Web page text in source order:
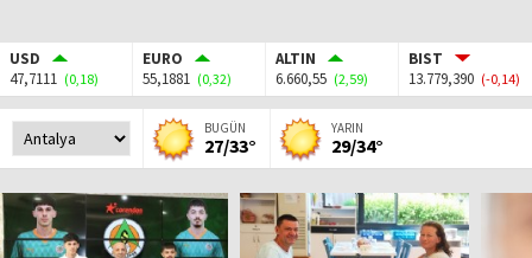
USD
47,7111 (0,18)
EURO
55,1881 (0,32)
ALTIN
6.660,55 (2,59)
BIST
13.779,390 (-0,14)
BUGÜN
27/33°
YARIN
29/34°